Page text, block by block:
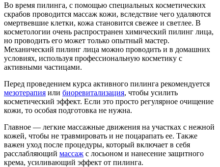
Во время пилинга, с помощью специальных косметических
скрабов проводится массаж кожи, вследствие чего удаляются
омертвевшие клетки, кожа становится свежее и светлее. В
косметологии очень распространен химический пилинг лица,
но проводить его может только опытный мастер.
Механический пилинг лица можно проводить и в домашних
условиях, используя профессиональную косметику с
активными частицами.
Перед проведением курса активного пилинга рекомендуется
мезотерапия или биоревитализация, чтобы усилить
косметический эффект. Если это просто регулярное очищение
кожи, то особая подготовка не нужна.
Главное — легкие массажные движения на участках с нежной
кожей, чтобы не травмировать и не поцарапать ее. Также
важен уход после процедуры, который включает в себя
расслабляющий массаж с лосьоном и нанесение защитного
крема, усиливающий эффект от пилинга.